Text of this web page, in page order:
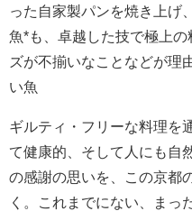
った自家製パンを焼き上げ
魚*も、卓越した技で極上
ズが不揃いなことなどが理
い魚
ギルティ・フリーな料理を
て健康的、そして人にも自
の感謝の思いを、この京都
く。これまでにない、まっ